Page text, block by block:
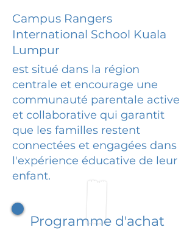
Campus Rangers
International School Kuala
Lumpur
est situé dans la région
centrale et encourage une
communauté parentale active
et collaborative qui garantit
que les familles restent
connectées et engagées dans
l'expérience éducative de leur
enfant.
Programme d'achat